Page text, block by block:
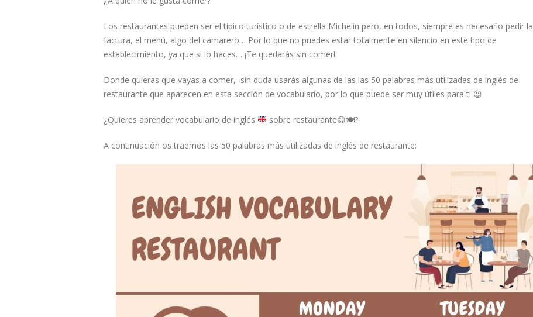
Los restaurantes pueden ser el típico turístico o de estrella Michelin pero, en todos, siempre es necesario pedir la
factura, el menú, algo del camarero… Por lo que no puedes estar totalmente en silencio en este tipo de
establecimiento, ya que si lo haces… ¡Te quedarás sin comer!
Donde quieras que vayas a comer, sin duda usarás algunas de las las 50 palabras más utilizadas de inglés de
restaurante que aparecen en esta sección de vocabulario, por lo que puede ser muy útiles para ti 😉
¿Quieres aprender vocabulario de inglés sobre restaurante😋🍽?
A continuación os traemos las 50 palabras más utilizadas de inglés de restaurante: